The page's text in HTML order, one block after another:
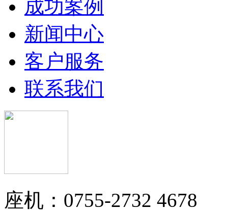
成功案例
新闻中心
客户服务
联系我们
座机：0755-2732 4678